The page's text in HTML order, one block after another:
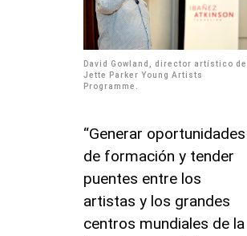
David Gowland, director artístico del
Jette Parker Young Artists
Programme.
“Generar oportunidades
de formación y tender
puentes entre los
artistas y los grandes
centros mundiales de la